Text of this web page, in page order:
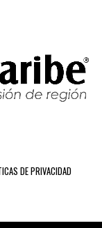
DE PRIVACIDAD